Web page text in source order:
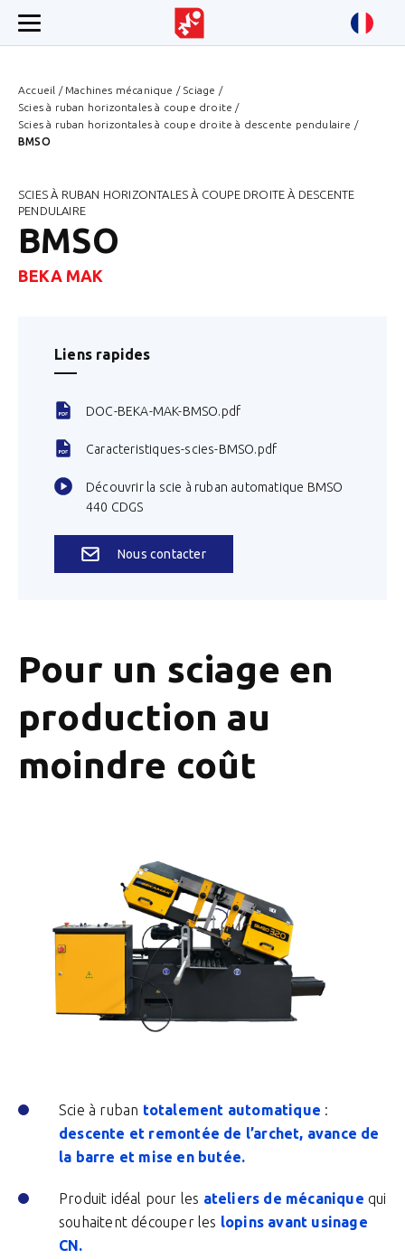
Accueil / Machines mécanique / Sciage /
Scies à ruban horizontales à coupe droite /
Scies à ruban horizontales à coupe droite à descente pendulaire /
BMSO
Pour un sciage en
production au
moindre coût
Scie à ruban totalement automatique :
descente et remontée de l’archet, avance de
la barre et mise en butée.
Produit idéal pour les ateliers de mécanique qui
souhaitent découper les lopins avant usinage
CN.
SCIES À RUBAN HORIZONTALES À COUPE DROITE À DESCENTE
PENDULAIRE
BMSO
BEKA MAK
Liens rapides
DOC-BEKA-MAK-BMSO.pdf
Caracteristiques-scies-BMSO.pdf
Découvrir la scie à ruban automatique BMSO
440 CDGS
Nous contacter